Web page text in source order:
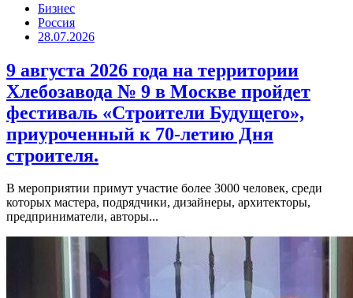
Бизнес
Россия
28.07.2026
9 августа 2026 года на территории
Хлебозавода № 9 в Москве пройдет
фестиваль «Строители Будущего»,
приуроченный к 70-летию Дня
строителя.
В мероприятии примут участие более 3000 человек, среди
которых мастера, подрядчики, дизайнеры, архитекторы,
предприниматели, авторы...